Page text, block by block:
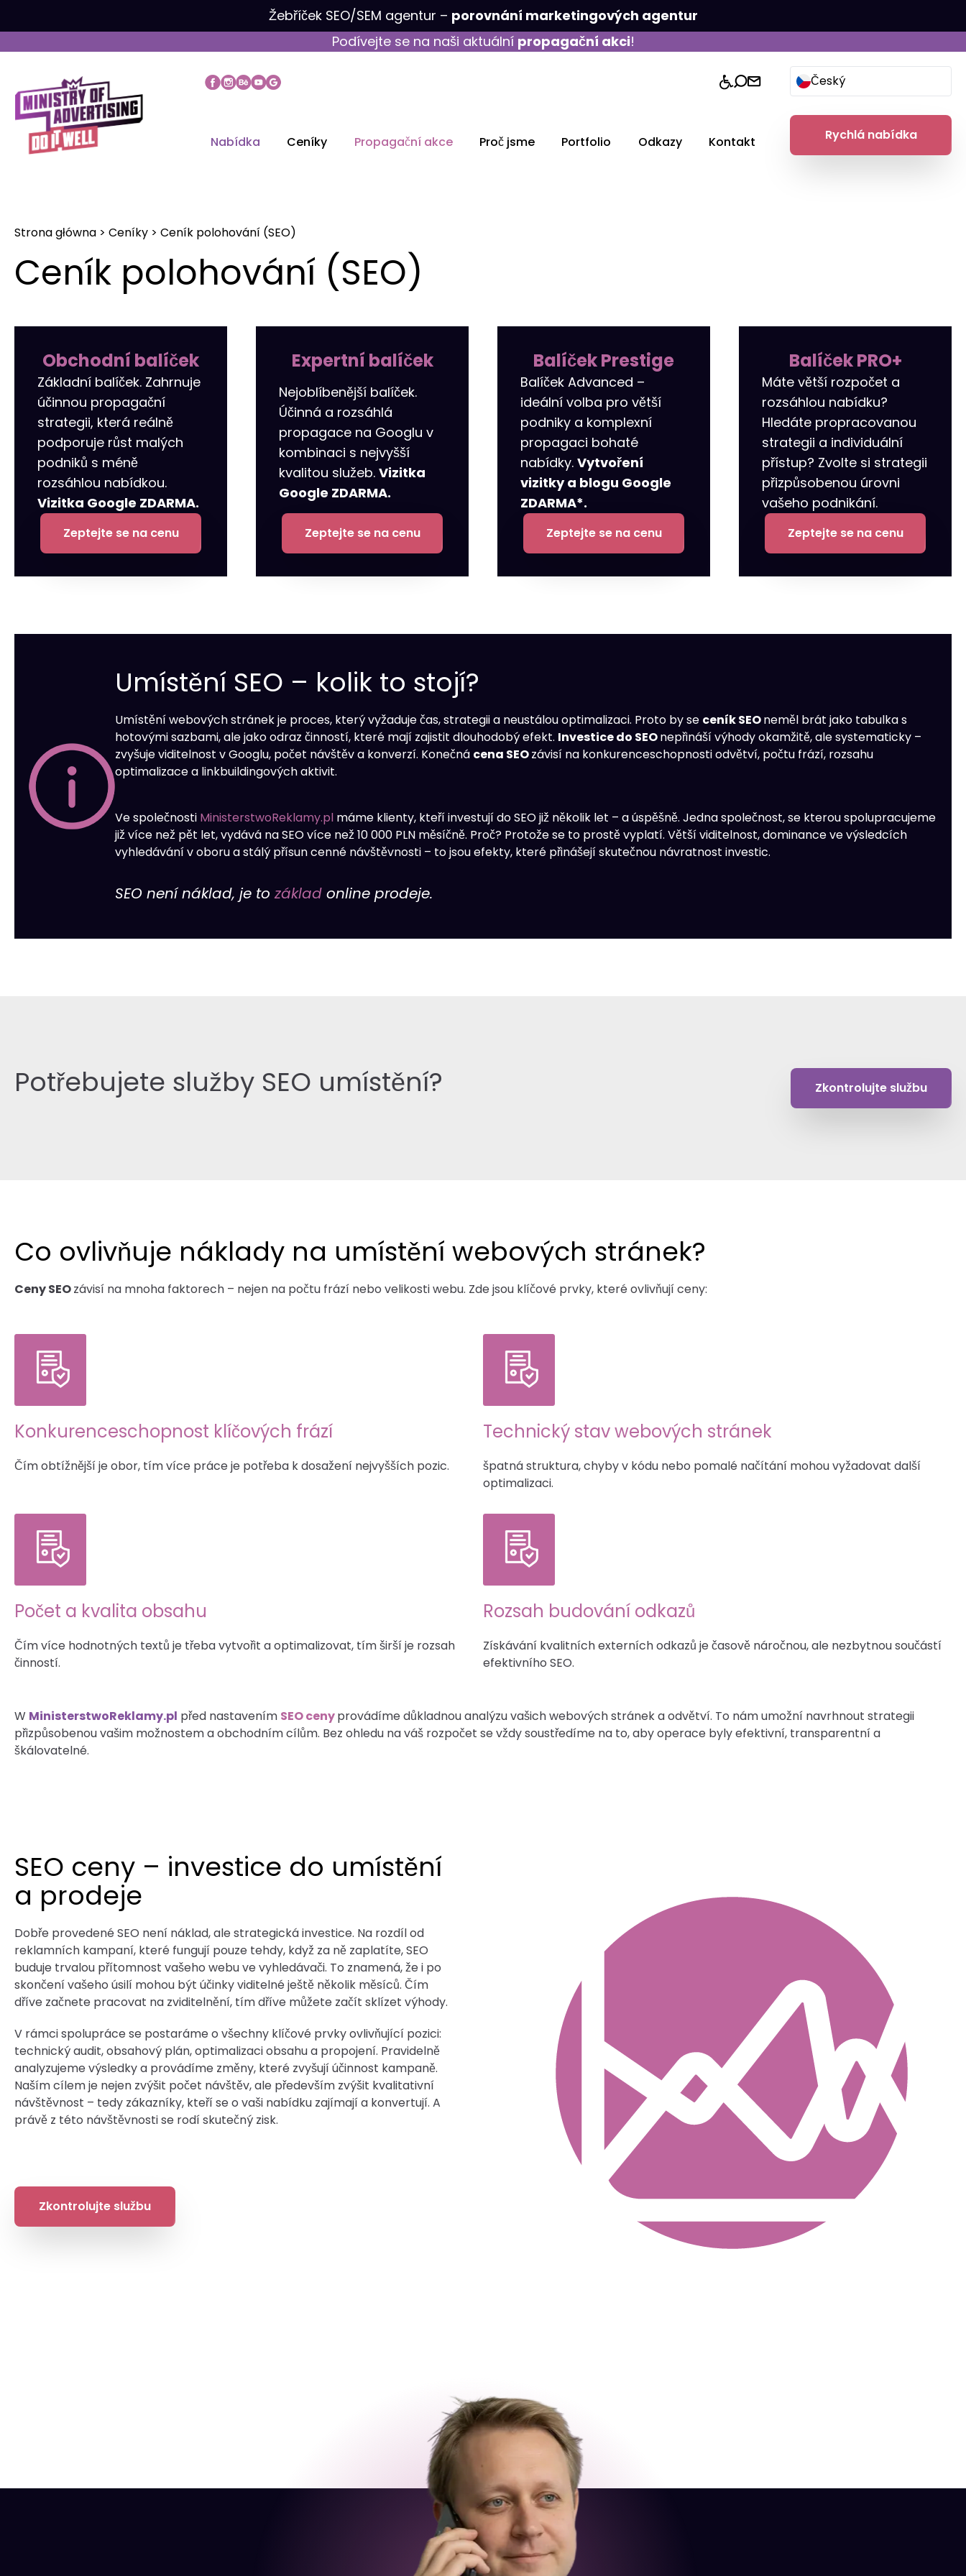
Žebříček SEO/SEM agentur – porovnání marketingových agentur
Podívejte se na naši aktuální propagační akci!
Nabídka Ceníky Propagační akce Proč jsme Portfolio Odkazy Kontakt
Český
Rychlá nabídka
Strona główna > Ceníky > Ceník polohování (SEO)
Ceník polohování (SEO)
Obchodní balíček
Základní balíček. Zahrnuje
účinnou propagační
strategii, která reálně
podporuje růst malých
podniků s méně
rozsáhlou nabídkou.
Vizitka Google ZDARMA.
Zeptejte se na cenu
Expertní balíček
Nejoblíbenější balíček.
Účinná a rozsáhlá
propagace na Googlu v
kombinaci s nejvyšší
kvalitou služeb. Vizitka
Google ZDARMA.
Zeptejte se na cenu
Balíček Prestige
Balíček Advanced –
ideální volba pro větší
podniky a komplexní
propagaci bohaté
nabídky. Vytvoření
vizitky a blogu Google
ZDARMA*.
Zeptejte se na cenu
Balíček PRO+
Máte větší rozpočet a
rozsáhlou nabídku?
Hledáte propracovanou
strategii a individuální
přístup? Zvolte si strategii
přizpůsobenou úrovni
vašeho podnikání.
Zeptejte se na cenu
Umístění SEO – kolik to stojí?
Umístění webových stránek je proces, který vyžaduje čas, strategii a neustálou optimalizaci. Proto by se ceník SEOneměl brát jako tabulka s
hotovými sazbami, ale jako odraz činností, které mají zajistit dlouhodobý efekt. Investice do SEOnepřináší výhody okamžitě, ale systematicky –
zvyšuje viditelnost v Googlu, počet návštěv a konverzí. Konečná cena SEOzávisí na konkurenceschopnosti odvětví, počtu frází, rozsahu
optimalizace a linkbuildingových aktivit.
Ve společnosti MinisterstwoReklamy.pl máme klienty, kteří investují do SEO již několik let – a úspěšně. Jedna společnost, se kterou spolupracujeme
již více než pět let, vydává na SEO více než 10 000 PLN měsíčně. Proč? Protože se to prostě vyplatí. Větší viditelnost, dominance ve výsledcích
vyhledávání v oboru a stálý přísun cenné návštěvnosti – to jsou efekty, které přinášejí skutečnou návratnost investic.
SEO není náklad, je to základ online prodeje.
Potřebujete služby SEO umístění? Zkontrolujte službu
Co ovlivňuje náklady na umístění webových stránek?
Ceny SEOzávisí na mnoha faktorech – nejen na počtu frází nebo velikosti webu. Zde jsou klíčové prvky, které ovlivňují ceny:
Konkurenceschopnost klíčových frází
Čím obtížnější je obor, tím více práce je potřeba k dosažení nejvyšších pozic.
Technický stav webových stránek
špatná struktura, chyby v kódu nebo pomalé načítání mohou vyžadovat další
optimalizaci.
Počet a kvalita obsahu
Čím více hodnotných textů je třeba vytvořit a optimalizovat, tím širší je rozsah
činností.
Rozsah budování odkazů
Získávání kvalitních externích odkazů je časově náročnou, ale nezbytnou součástí
efektivního SEO.
W MinisterstwoReklamy.pl před nastavením SEO cenyprovádíme důkladnou analýzu vašich webových stránek a odvětví. To nám umožní navrhnout strategii
přizpůsobenou vašim možnostem a obchodním cílům. Bez ohledu na váš rozpočet se vždy soustředíme na to, aby operace byly efektivní, transparentní a
škálovatelné.
SEO ceny – investice do umístění
a prodeje
Dobře provedené SEO není náklad, ale strategická investice. Na rozdíl od
reklamních kampaní, které fungují pouze tehdy, když za ně zaplatíte, SEO
buduje trvalou přítomnost vašeho webu ve vyhledávači. To znamená, že i po
skončení vašeho úsilí mohou být účinky viditelné ještě několik měsíců. Čím
dříve začnete pracovat na zviditelnění, tím dříve můžete začít sklízet výhody.
V rámci spolupráce se postaráme o všechny klíčové prvky ovlivňující pozici:
technický audit, obsahový plán, optimalizaci obsahu a propojení. Pravidelně
analyzujeme výsledky a provádíme změny, které zvyšují účinnost kampaně.
Naším cílem je nejen zvýšit počet návštěv, ale především zvýšit kvalitativní
návštěvnost – tedy zákazníky, kteří se o vaši nabídku zajímají a konvertují. A
právě z této návštěvnosti se rodí skutečný zisk.
Zkontrolujte službu